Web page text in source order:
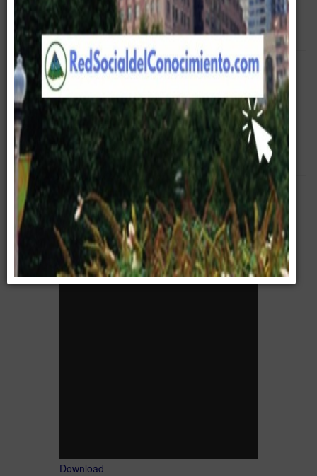
Empty
Pirámide Digital Consultoría Corporativo Empresa
Ecuador
Referencias
Download